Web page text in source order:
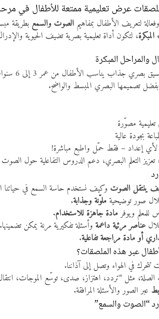
عرض تعليمية ممتعة للأطفال في مرحلة
لتعريف الأطفال بمفاهيم الصوت والسمع بطريقة
، لتكون أداة تعليمية بصرية تضيف الحيوية
والمراحل المبكرة
تم
مصوّرة
إعداد – فقط حمّل واطبع مباشرة!
التعلم البصري، دعم الدروس التفاعلية حول
ينتقل الصوت وكيف نستخدم حاسة السمع في حياتنا
صور توضيحية ملوّنة وجذابة.
ويوفرمادة جاهزة للاستخدام.
عناصر مرئية داعمة وأسئلة تفكيرية مرنة يمكن تضمينها.
أو مادة مراجعة تفاعلية.
عبر هذه الملصقات؟
في الهواء وتصل إلى آذاننا.
مثل “تردد، اهتزاز، صدى، توسّع الموجات،
عبر الصور والأسئلة المرافقة.
“الصوت والسمع”